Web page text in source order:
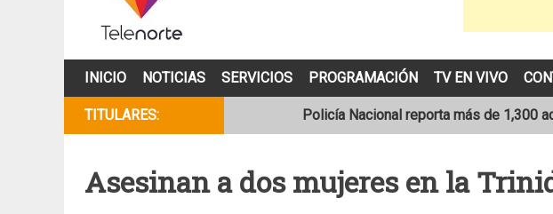
INICIO NOTICIAS SERVICIOS PROGRAMACIÓN TV EN VIVO
TITULARES: Policía Nacional reporta más de 1,300
Joven motociclista de 19 años muere
Asesinan a dos mujeres en la